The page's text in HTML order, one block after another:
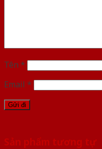
Tên *
Email *
Sản phẩm tương tự